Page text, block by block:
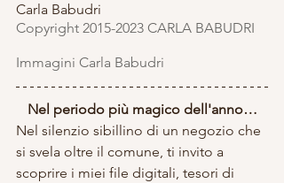
Carla Babudri
Copyright 2015-2023 CARLA BABUDRI
Immagini Carla Babudri
Nel periodo più magico dell'anno…
Nel silenzio sibillino di un negozio che
si svela oltre il comune, ti invito a
scoprire i miei file digitali, tesori di